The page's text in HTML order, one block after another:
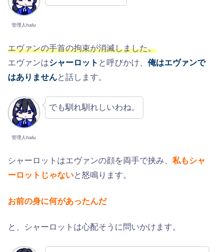
管理人halu
エヴァンの手首の拘束が消滅しました。
エヴァンはシャーロット と呼びかけ、 俺はエヴァンで
はありませんと話します。
管理人halu
でも馴れ馴れしいわね。
シャーロットはエヴァンの顔を両手で挟み、 私もシャ
ーロットじゃないと怒鳴ります。
お前の身に何があったんだ
と、シャーロットは心配そうに問いかけます。